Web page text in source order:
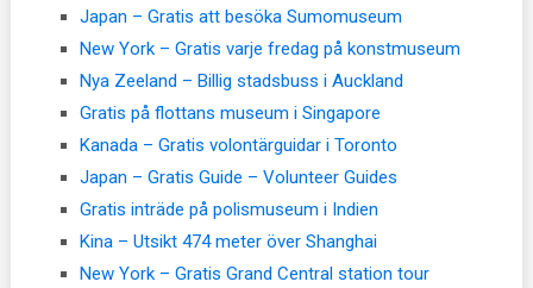
Japan – Gratis att besöka Sumomuseum
New York – Gratis varje fredag på konstmuseum
Nya Zeeland – Billig stadsbuss i Auckland
Gratis på flottans museum i Singapore
Kanada – Gratis volontärguidar i Toronto
Japan – Gratis Guide – Volunteer Guides
Gratis inträde på polismuseum i Indien
Kina – Utsikt 474 meter över Shanghai
New York – Gratis Grand Central station tour